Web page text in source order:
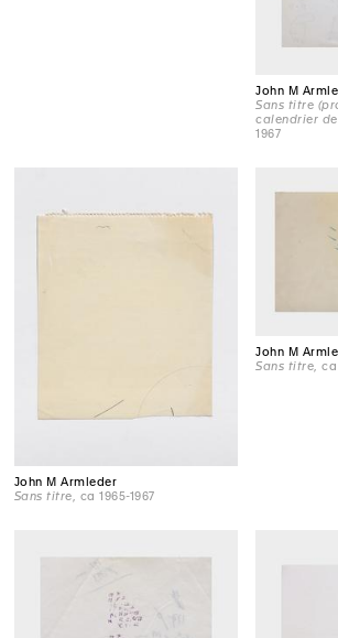
John M
Sans titre
calendrier
1967
John M Armleder
Sans titre , ca 1965-1967
John M
Sans titre ,